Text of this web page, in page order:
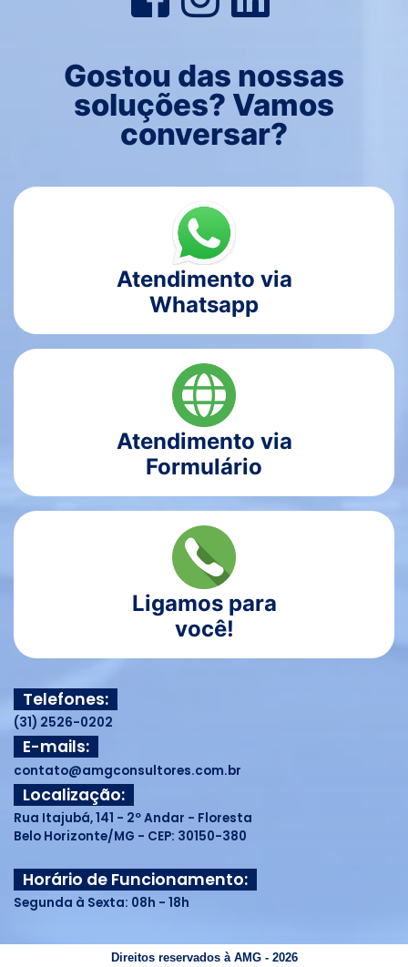
Gostou das nossas
soluções? Vamos
conversar?
Atendimento via
Whatsapp
Atendimento via
Formulário
Ligamos para
você!
Telefones:
(31) 2526-0202
E-mails:
contato@amgconsultores.com.br
Localização:
Rua Itajubá, 141 - 2º Andar - Floresta
Belo Horizonte/MG - CEP: 30150-380
Horário de Funcionamento:
Segunda à Sexta: 08h - 18h
Direitos reservados à AMG - 2026